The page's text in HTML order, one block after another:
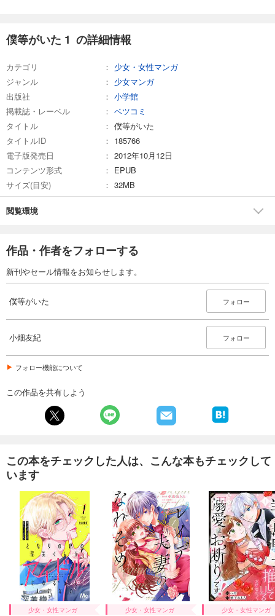
僕等がいた 1 の詳細情報
カテゴリ
少女・女性マンガ
ジャンル
少女マンガ
出版社
小学館
掲載誌・レーベル
ベツコミ
タイトル
僕等がいた
タイトルID
185766
電子版発売日
2012年10月12日
コンテンツ形式
EPUB
サイズ(目安)
32MB
閲覧環境
作品・作者をフォローする
新刊やセール情報をお知らせします。
僕等がいた フォロー
小畑友紀 フォロー
フォロー機能について
この作品を共有しよう
この本をチェックした人は、こんな本もチェックして
います
少女・女性マンガ 少女・女性マンガ 少女・女性マンガ